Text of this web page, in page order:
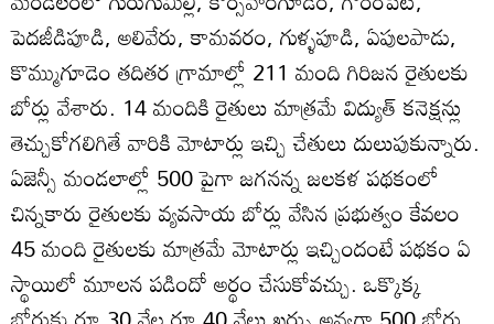
పెదజీడిపూడి, అలివేరు, కామవరం, గుళ్ళపూడి, ఏపులపాడు,
కొమ్ముగూడెం తదితర గ్రామాల్లో 211 మంది గిరిజన రైతులకు
బోర్లు వేశారు. 14 మందికి రైతులు మాత్రమే విద్యుత్‌ కనెక్షన్లు
తెచ్చుకోగలిగితే వారికి మోటార్లు ఇచ్చి చేతులు దులుపుకున్నారు.
ఏజెన్సీ మండలాల్లో 500 పైగా జగనన్న జలకళ పథకంలో
చిన్నకారు రైతులకు వ్యవసాయ బోర్లు వేసిన ప్రభుత్వం కేవలం
45 మంది రైతులకు మాత్రమే మోటార్లు ఇచ్చిందంటే పథకం ఏ
స్థాయిలో మూలన పడిందో అర్థం చేసుకోవచ్చు. ఒక్కొక్క